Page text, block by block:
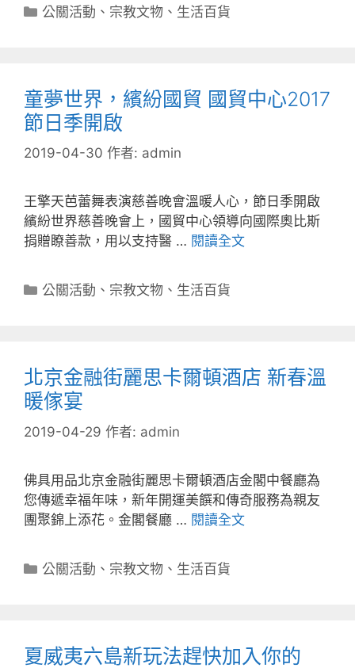
分
公關活動 、 宗教文物 、 生活百貨
童夢世界，繽紛國貿 國貿中心2017
節日季開啟
2019-04-30 作者: admin
王擎天芭蕾舞表演慈善晚會溫暖人心，節日季開啟
繽紛世界慈善晚會上，國貿中心領導向國際奧比斯
捐贈瞭善款，用以支持醫 … 閱讀全文
分
公關活動 、 宗教文物 、 生活百貨
北京金融街麗思卡爾頓酒店 新春溫
暖傢宴
2019-04-29 作者: admin
佛具用品北京金融街麗思卡爾頓酒店金閣中餐廳為
您傳遞幸福年味，新年開運美饌和傳奇服務為親友
團聚錦上添花。金閣餐廳 … 閱讀全文
分
公關活動 、 宗教文物 、 生活百貨
夏威夷六島新玩法趕快加入你的